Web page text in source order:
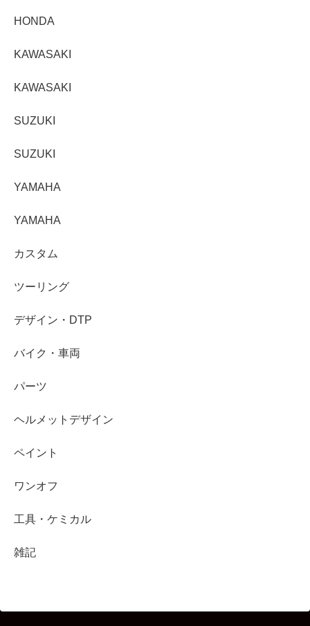
HONDA
KAWASAKI
KAWASAKI
SUZUKI
SUZUKI
YAMAHA
YAMAHA
カスタム
ツーリング
デザイン・DTP
バイク・車両
パーツ
ヘルメットデザイン
ペイント
ワンオフ
工具・ケミカル
雑記